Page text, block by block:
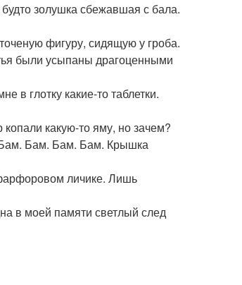
золушка сбежавшая с бала.
фигуру, сидящую у гроба.
были усыпаны драгоценными
в глотку какие-то таблетки.
какую-то яму, но зачем?
Бам. Бам. Бам. Бам. Крышка
личике. Лишь
в моей памяти светлый след